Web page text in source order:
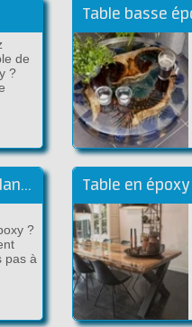
de
?
Table d'appoint en époxy avec bois, brillant dans le noir
?
pas à
Table en